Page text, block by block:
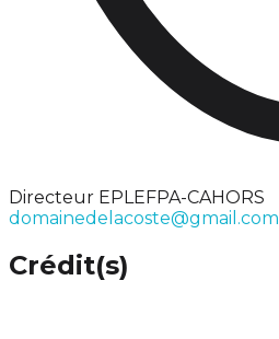
Directeur EPLEFPA-CAHORS
domainedelacoste@gmail.com
Crédit(s)